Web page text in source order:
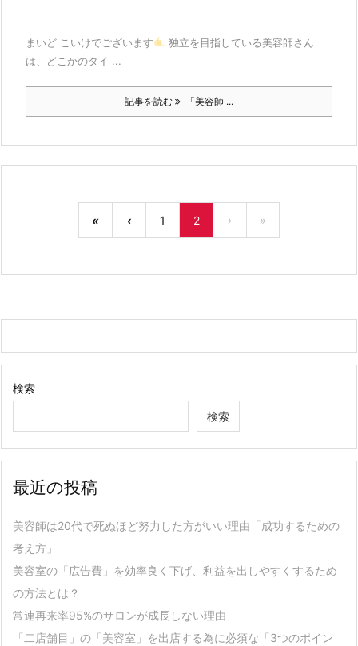
まいど こいけでございます
独立を目指している美容師さん
は、どこかのタイ ...
記事を読む 「美容師 ...
« ‹ 1 2 › »
検索
検索
最近の投稿
美容師は20代で死ぬほど努力した方がいい理由「成功するための
考え方」
美容室の「広告費」を効率良く下げ、利益を出しやすくするため
の方法とは？
常連再来率95%のサロンが成長しない理由
「二店舗目」の「美容室」を出店する為に必須な「3つのポイン